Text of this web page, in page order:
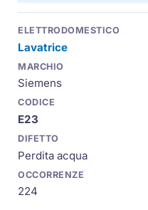
Lavatrice
Siemens
E23
Perdita acqua
224